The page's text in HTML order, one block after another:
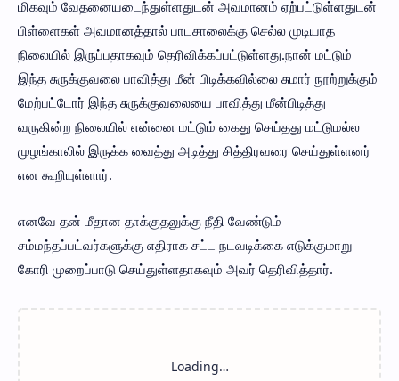
மிகவும் வேதனையடைந்துள்ளதுடன் அவமானம் ஏற்பட்டுள்ளதுடன்
பிள்ளைகள் அவமானத்தால் பாடசாலைக்கு செல்ல முடியாத
நிலையில் இருப்பதாகவும் தெரிவிக்கப்பட்டுள்ளது.நான் மட்டும்
இந்த சுருக்குவலை பாவித்து மீன் பிடிக்கவில்லை சுமார் நூற்றுக்கும்
மேற்பட்டோர் இந்த சுருக்குவலையை பாவித்து மீன்பிடித்து
வருகின்ற நிலையில் என்னை மட்டும் கைது செய்தது மட்டுமல்ல
முழங்காலில் இருக்க வைத்து அடித்து சித்திரவரை செய்துள்ளனர்
என கூறியுள்ளார்.
எனவே தன் மீதான தாக்குதலுக்கு நீதி வேண்டும்
சம்மந்தப்பட்வர்களுக்கு எதிராக சட்ட நடவடிக்கை எடுக்குமாறு
கோரி முறைப்பாடு செய்துள்ளதாகவும் அவர் தெரிவித்தார்.